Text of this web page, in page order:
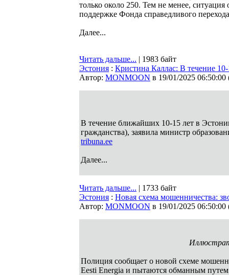
только около 250. Тем не менее,
поддержке Фонда справедливого
Далее...
Читать дальше... | 1983 байт
Эстония : Кристина Каллас: В течение
Автор: MONMOON в 19/01/2025 06:50:00
В течение ближайших 10-15 лет в
гражданства), заявила министр
tribuna.ee
Далее...
Читать дальше... | 1733 байт
Эстония : Новая схема мошенничества:
Автор: MONMOON в 19/01/2025 06:50:00
Полиция сообщает о новой схеме
Eesti Energia и пытаются обманным